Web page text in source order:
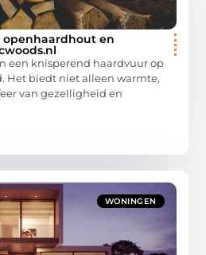
en
een knisperend haardvuur op
Het biedt niet alleen warmte,
van gezelligheid en
WONINGEN